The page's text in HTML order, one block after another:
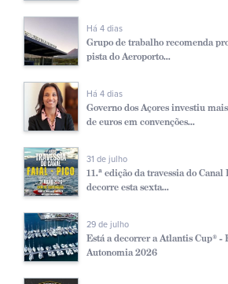
Há 4 dias
Grupo de trabalho recomenda
pista do Aeroporto...
Há 4 dias
Governo dos Açores investiu
de euros em convenções...
31 de julho
11.ª edição da travessia do Canal
decorre esta sexta...
29 de julho
Está a decorrer a Atlantis Cup® -
Autonomia 2026